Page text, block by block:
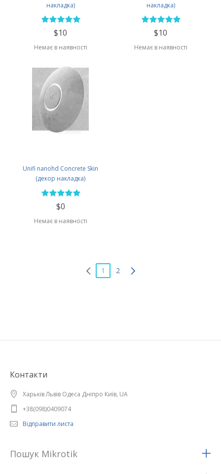
накладка)
$10
Немає в наявності
накладка)
$10
Немає в наявності
Unifi nanohd Concrete Skin
(декор накладка)
$0
Немає в наявності
1 2
Контакти
Харьків Львів Одеса Дніпро Київ, UA
+38(098)0409074
Відправити листа
Пошук Mikrotik